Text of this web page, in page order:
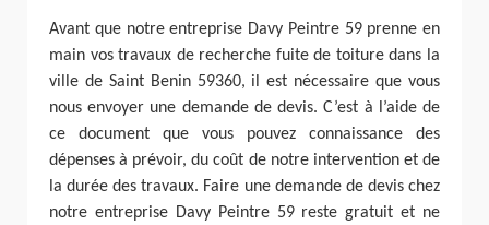
Avant que notre entreprise Davy Peintre 59 prenne en
main vos travaux de recherche fuite de toiture dans la
ville de Saint Benin 59360, il est nécessaire que vous
nous envoyer une demande de devis. C’est à l’aide de
ce document que vous pouvez connaissance des
dépenses à prévoir, du coût de notre intervention et de
la durée des travaux. Faire une demande de devis chez
notre entreprise Davy Peintre 59 reste gratuit et ne